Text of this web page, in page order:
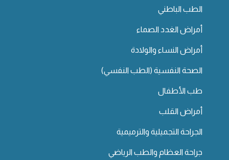
الطب الباطني
أمراض الغدد الصماء
أمراض النساء والولادة
الصحة النفسية (الطب النفسي)
طب الأطفال
أمراض القلب
الجراحة التجميلية والترميمية
جراحة العظام والطب الرياضي